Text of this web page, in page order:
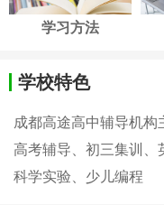
学习方法
学校特色
成都高途高中辅导机构
高考辅导、初三集训、
科学实验、少儿编程